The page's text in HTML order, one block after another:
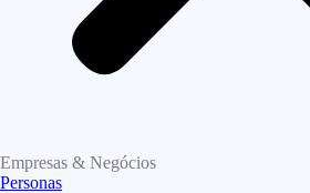
Empresas & Negócios
Personas